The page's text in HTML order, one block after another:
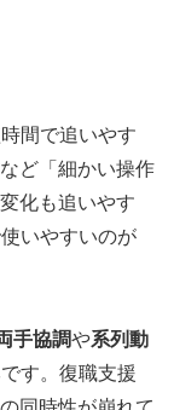
間で追いやす
ど「細かい操作
化も追いやす
いやすいのが
手協調や系列動
す。復職支援